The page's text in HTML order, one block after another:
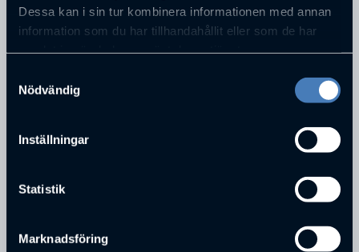
Dessa kan i sin tur kombinera informationen med annan
information som du har tillhandahållit eller som de har
Nödvändig
Inställningar
Statistik
Marknadsföring
Borås
TELEFONNUMMER
info@plantairum.se
PERSONER SOM JOBBAR PÅ AB PLANTAIRUM